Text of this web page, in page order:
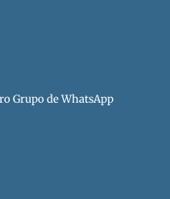
Grupo de WhatsApp